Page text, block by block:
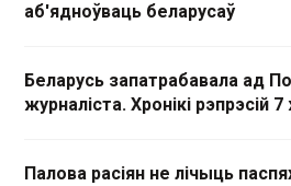
аб'ядноўваць беларусаў
Беларусь запатрабавала ад
журналіста. Хронікі рэпрэсій 7
Палова расіян не лічыць